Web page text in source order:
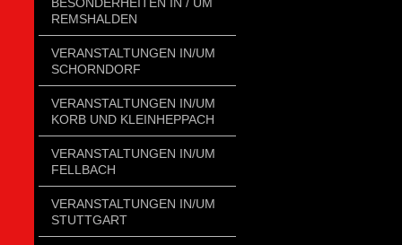
REMSHALDEN
VERANSTALTUNGEN IN/UM
SCHORNDORF
VERANSTALTUNGEN IN/UM
KORB UND KLEINHEPPACH
VERANSTALTUNGEN IN/UM
FELLBACH
VERANSTALTUNGEN IN/UM
STUTTGART